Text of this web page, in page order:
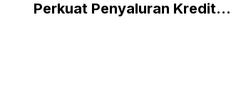
Perkuat Penyaluran Kredit